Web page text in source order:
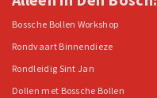
Bossche Bollen Workshop
Rondvaart Binnendieze
Rondleidig Sint Jan
Dollen met Bossche Bollen